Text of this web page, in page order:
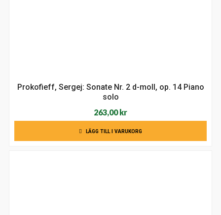
Prokofieff, Sergej: Sonate Nr. 2 d-moll, op. 14 Piano
solo
263,00kr
LÄGG TILL I VARUKORG